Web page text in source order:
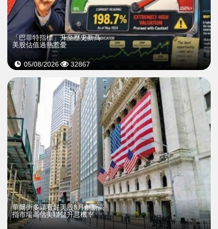
「巴菲特指標」升至歷史新高
美股估值過熱惹憂
05/08/2026 32867
華爾街多頭看好美股8月創新高
指市場高估美聯儲升息機率